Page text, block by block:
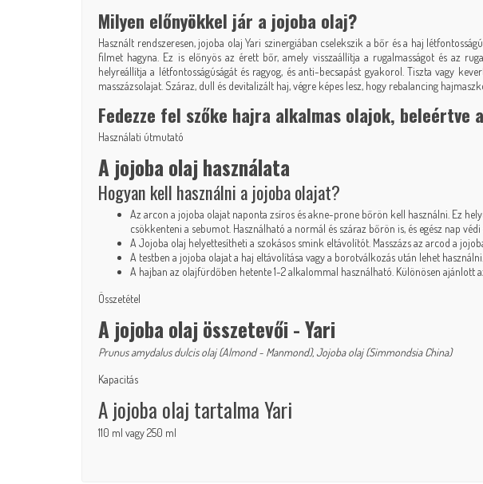
Milyen előnyökkel jár a jojoba olaj?
Használt rendszeresen, jojoba olaj Yari szinergiában cselekszik a bőr és a haj
filmet hagyna. Ez is előnyös az érett bőr, amely visszaállítja a rugalmasságot és az
helyreállítja a létfontosságúságát és ragyog, és anti-becsapást gyakorol. Tiszta vagy
masszázsolajat. Száraz, dull és devitalizált haj, végre képes lesz, hogy rebalancing
Fedezze fel szőke hajra alkalmas olajok, beleértve
Használati útmutató
A jojoba olaj használata
Hogyan kell használni a jojoba olajat?
Az arcon a jojoba olajat naponta zsíros és akne-prone bőrön kell használni. Ez
csökkenteni a sebumot. Használható a normál és száraz bőrön is, és egész nap
A Jojoba olaj helyettesítheti a szokásos smink eltávolítót. Masszázs az arcod a
A testben a jojoba olajat a haj eltávolítása vagy a borotválkozás után lehet
A hajban az olajfürdőben hetente 1-2 alkalommal használható. Különösen ajánlott
Összetétel
A jojoba olaj összetevői - Yari
Prunus amydalus dulcis olaj (Almond - Manmond), Jojoba olaj (Simmondsia China)
Kapacitás
A jojoba olaj tartalma Yari
110 ml vagy 250 ml